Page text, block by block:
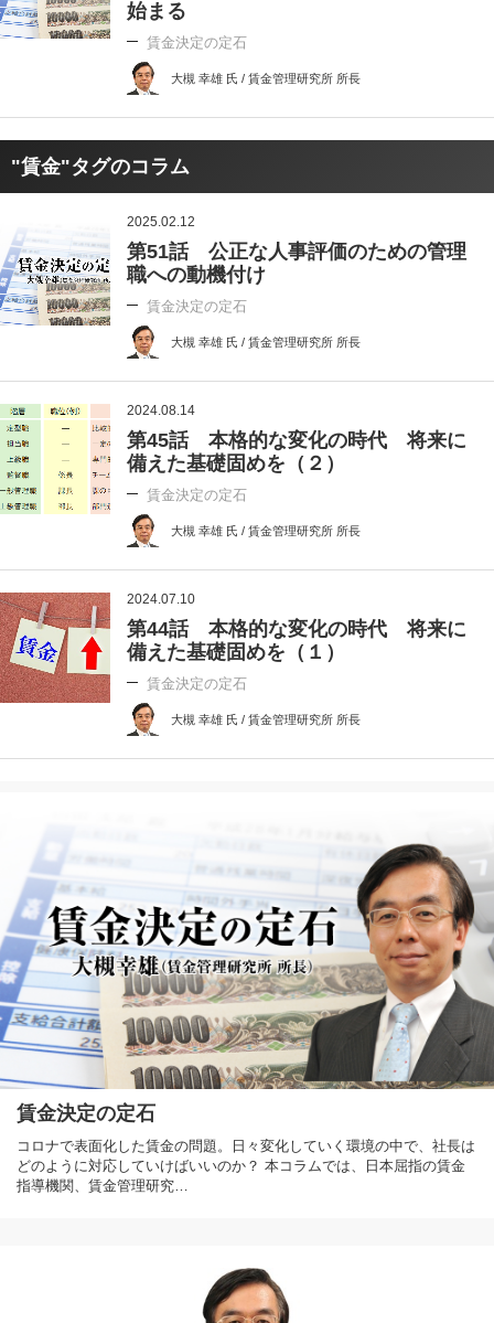
始まる
賃金決定の定石
大槻 幸雄 氏 / 賃金管理研究所 所長
"賃金"タグのコラム
2025.02.12
第51話 公正な人事評価のための管理
職への動機付け
賃金決定の定石
大槻 幸雄 氏 / 賃金管理研究所 所長
2024.08.14
第45話 本格的な変化の時代 将来に
備えた基礎固めを（２）
賃金決定の定石
大槻 幸雄 氏 / 賃金管理研究所 所長
2024.07.10
第44話 本格的な変化の時代 将来に
備えた基礎固めを（１）
賃金決定の定石
大槻 幸雄 氏 / 賃金管理研究所 所長
賃金決定の定石
コロナで表面化した賃金の問題。日々変化していく環境の中で、社長は
どのように対応していけばいいのか？ 本コラムでは、日本屈指の賃金
指導機関、賃金管理研究…